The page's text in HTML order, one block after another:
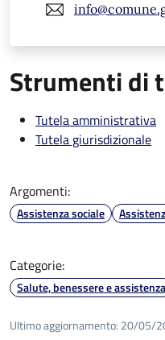
Strumenti di
Tutela amministrativa
Tutela giurisdizionale
Argomenti:
Assistenza sociale
Categorie:
Salute, benessere e assistenza
Ultimo aggiornamento: 20/05/